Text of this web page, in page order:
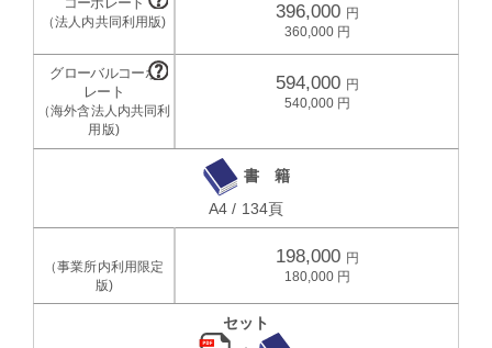
396,000
360,000
594,000
540,000
書 籍
A4 / 134頁
198,000
180,000
セット